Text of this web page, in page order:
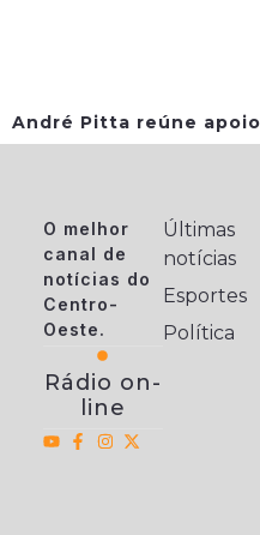
André Pitta reúne
O melhor
canal de
notícias do
Centro-
Oeste.
Rádio on-
line
Últimas
notícias
Esportes
Política